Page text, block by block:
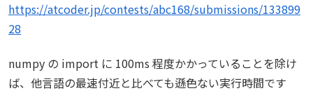
https://atcoder.jp/contests/abc168/submissions/133899
28
numpy の import に 100ms 程度かかっていることを除け
ば、他言語の最速付近と比べても遜色ない実行時間です